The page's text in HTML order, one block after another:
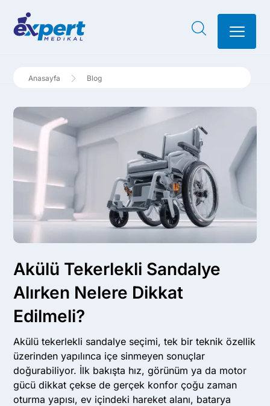
Blog
Akülü Tekerlekli Sandalye
Alırken Nelere Dikkat
Edilmeli?
Akülü tekerlekli sandalye seçimi, tek bir teknik özellik
üzerinden yapılınca içe sinmeyen sonuçlar
doğurabiliyor. İlk bakışta hız, görünüm ya da motor
gücü dikkat çekse de gerçek konfor çoğu zaman
oturma yapısı, ev içindeki hareket alanı, batarya